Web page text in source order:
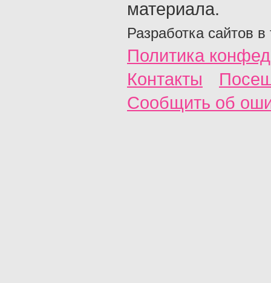
материала.
Разработка сайтов в
Политика
Контакты
Сообщить об